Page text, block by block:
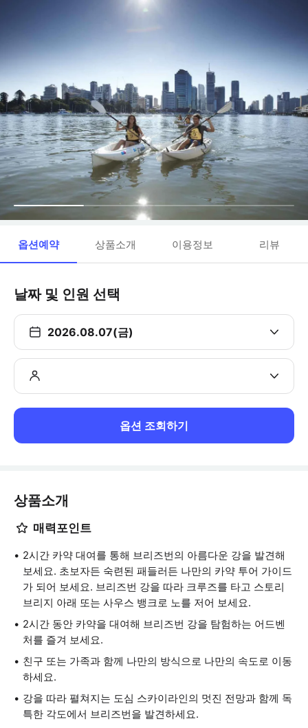
옵션예약 상품소개 이용정보 리뷰
날짜 및 인원 선택
2026.08.07(금)
옵션 조회하기
상품소개
매력포인트
2시간 카약 대여를 통해 브리즈번의 아름다운 강을 발견해
보세요. 초보자든 숙련된 패들러든 나만의 카약 투어 가이드
가 되어 보세요. 브리즈번 강을 따라 크루즈를 타고 스토리
브리지 아래 또는 사우스 뱅크로 노를 저어 보세요.
2시간 동안 카약을 대여해 브리즈번 강을 탐험하는 어드벤
처를 즐겨 보세요.
친구 또는 가족과 함께 나만의 방식으로 나만의 속도로 이동
하세요.
강을 따라 펼쳐지는 도심 스카이라인의 멋진 전망과 함께 독
특한 각도에서 브리즈번을 발견하세요.